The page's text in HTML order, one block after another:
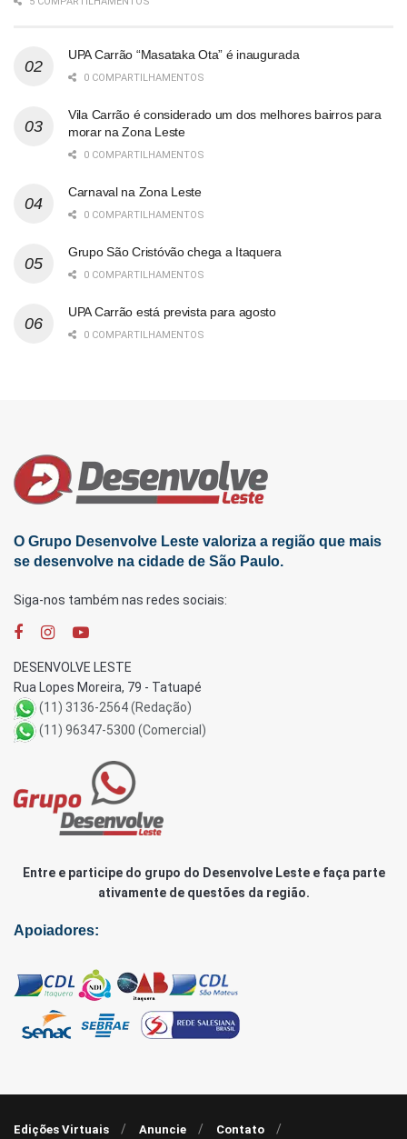
UPA Carrão “Masataka Ota” é inaugurada
0 COMPARTILHAMENTOS
Vila Carrão é considerado um dos melhores bairros para
morar na Zona Leste
0 COMPARTILHAMENTOS
Carnaval na Zona Leste
0 COMPARTILHAMENTOS
Grupo São Cristóvão chega a Itaquera
0 COMPARTILHAMENTOS
UPA Carrão está prevista para agosto
0 COMPARTILHAMENTOS
O Grupo Desenvolve Leste valoriza a região que mais
se desenvolve na cidade de São Paulo.
Siga-nos também nas redes sociais:
DESENVOLVE LESTE
Rua Lopes Moreira, 79 - Tatuapé
(11) 3136-2564 (Redação)
(11) 96347-5300 (Comercial)
Entre e participe do grupo do Desenvolve Leste e faça parte
ativamente de questões da região.
Apoiadores:
Edições Virtuais Anuncie
Contato